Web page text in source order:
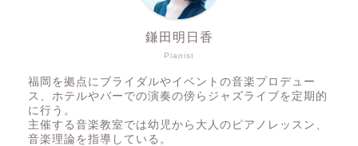
Pianist
鎌田明日香
福岡を拠点にブライダルやイベントの音楽プロデュー
ス、ホテルやバーでの演奏の傍らジャズライブを定期的
に行う。
主催する音楽教室では幼児から大人のピアノレッスン、
音楽理論を指導している。